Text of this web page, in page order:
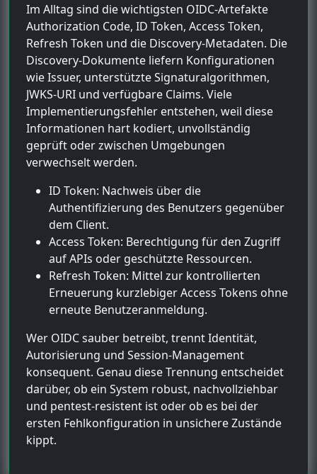
Im Alltag sind die wichtigsten OIDC-Artefakte
Authorization Code, ID Token, Access Token,
Refresh Token und die Discovery-Metadaten. Die
Discovery-Dokumente liefern Konfigurationen
wie Issuer, unterstützte Signaturalgorithmen,
JWKS-URI und verfügbare Claims. Viele
Implementierungsfehler entstehen, weil diese
Informationen hart kodiert, unvollständig
geprüft oder zwischen Umgebungen
verwechselt werden.
ID Token: Nachweis über die
Authentifizierung des Benutzers gegenüber
dem Client.
Access Token: Berechtigung für den Zugriff
auf APIs oder geschützte Ressourcen.
Refresh Token: Mittel zur kontrollierten
Erneuerung kurzlebiger Access Tokens ohne
erneute Benutzeranmeldung.
Wer OIDC sauber betreibt, trennt Identität,
Autorisierung und Session-Management
konsequent. Genau diese Trennung entscheidet
darüber, ob ein System robust, nachvollziehbar
und pentest-resistent ist oder ob es bei der
ersten Fehlkonfiguration in unsichere Zustände
kippt.